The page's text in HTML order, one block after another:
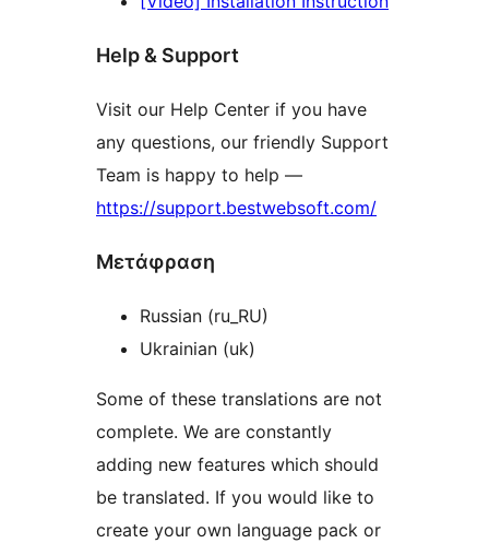
Help & Support
Visit our Help Center if you have
any questions, our friendly Support
Team is happy to help —
https://support.bestwebsoft.com/
Μετάφραση
Russian (ru_RU)
Ukrainian (uk)
Some of these translations are not
complete. We are constantly
adding new features which should
be translated. If you would like to
create your own language pack or